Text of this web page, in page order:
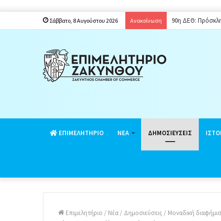
Σάββατο, 8 Αυγούστου 2026 Ανακοίνωση 90η ΔΕΘ:
EΠΙΜΕΛΗΤΗΡΙΟ ΝΕΑ ΔΗΜΟΣΙΕΥΣΕΙΣ
Επιμελητήριο / Νέα / Δημοσιεύσεις / Μοναδική